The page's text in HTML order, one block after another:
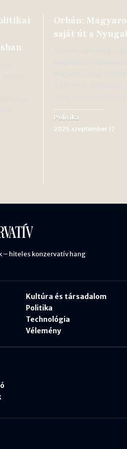
Orbán:
saját út a
Politika
2025. szeptember 17
– hiteles konzervatív hang
Kultúra és társadalom
Politika
Technológia
Vélemény